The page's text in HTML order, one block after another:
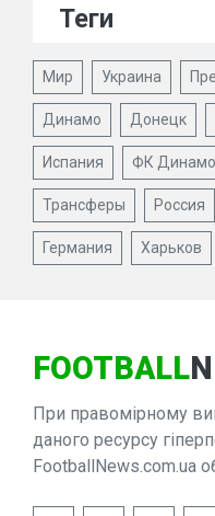
Теги
Мир Украина
Динамо Донецк
Испания ФК Динамо
Трансферы Россия
Германия Харьков
FOOTBALL
При правомірному
даного ресурсу
FootballNews.com.ua